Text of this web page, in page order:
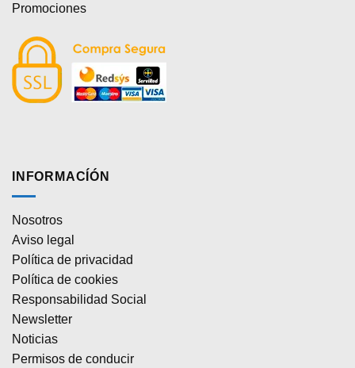
Promociones
INFORMACÍÓN
Nosotros
Aviso legal
Política de privacidad
Política de cookies
Responsabilidad Social
Newsletter
Noticias
Permisos de conducir